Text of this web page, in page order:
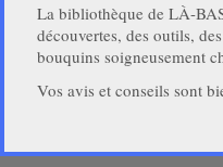
La bibliothèque de LÀ-
découvertes, des outils,
bouquins soigneusement
Vos avis et conseils sont